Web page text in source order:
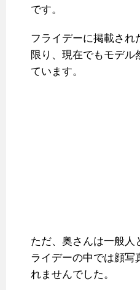
です。
フライデーに掲載され
限り、現在でもモデル
ています。
ただ、奥さんは一般人
ライデーの中では顔写
れませんでした。